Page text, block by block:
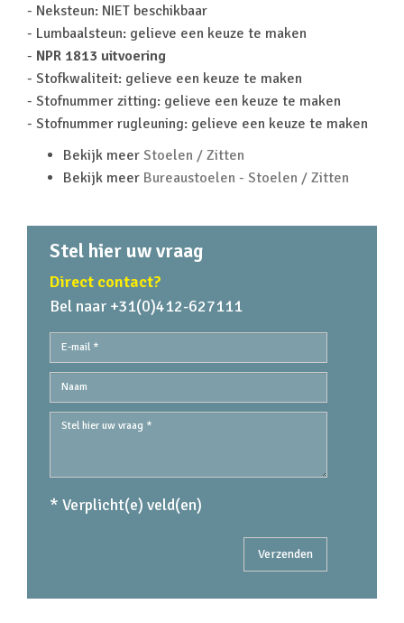
- Neksteun: NIET beschikbaar
- Lumbaalsteun: gelieve een keuze te maken
- NPR 1813 uitvoering
- Stofkwaliteit: gelieve een keuze te maken
- Stofnummer zitting: gelieve een keuze te maken
- Stofnummer rugleuning: gelieve een keuze te maken
Bekijk meer Stoelen / Zitten
Bekijk meer Bureaustoelen - Stoelen / Zitten
Stel hier uw vraag
Direct contact?
Bel naar +31(0)412-627111
* Verplicht(e) veld(en)